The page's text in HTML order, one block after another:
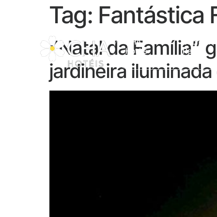
CHA
Hotéis
Sobre A
Rede
Tag: Fantástica
“Natal da Família”
jardineira